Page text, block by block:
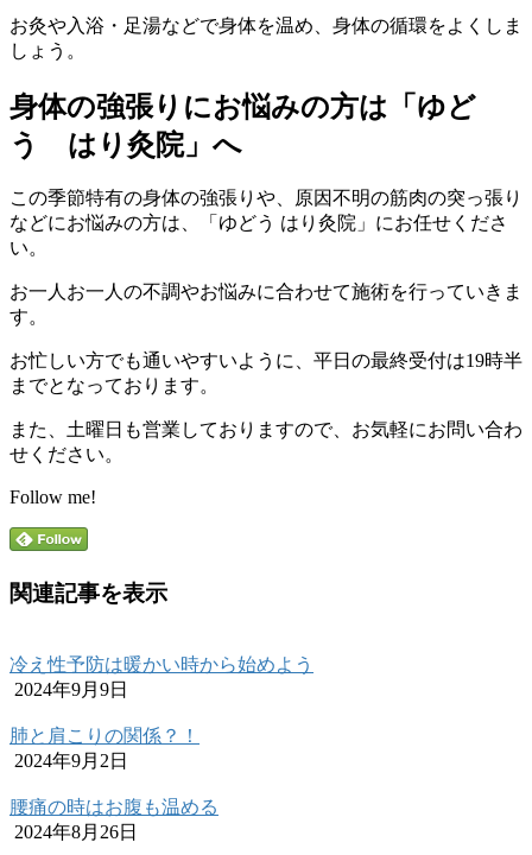
お灸や入浴・足湯などで身体を温め、身体の循環をよくしま
しょう。
身体の強張りにお悩みの方は「ゆど
う はり灸院」へ
この季節特有の身体の強張りや、原因不明の筋肉の突っ張り
などにお悩みの方は、「ゆどう はり灸院」にお任せくださ
い。
お一人お一人の不調やお悩みに合わせて施術を行っていきま
す。
お忙しい方でも通いやすいように、平日の最終受付は19時半
までとなっております。
また、土曜日も営業しておりますので、お気軽にお問い合わ
せください。
Follow me!
関連記事を表示
冷え性予防は暖かい時から始めよう
2024年9月9日
肺と肩こりの関係？！
2024年9月2日
腰痛の時はお腹も温める
2024年8月26日